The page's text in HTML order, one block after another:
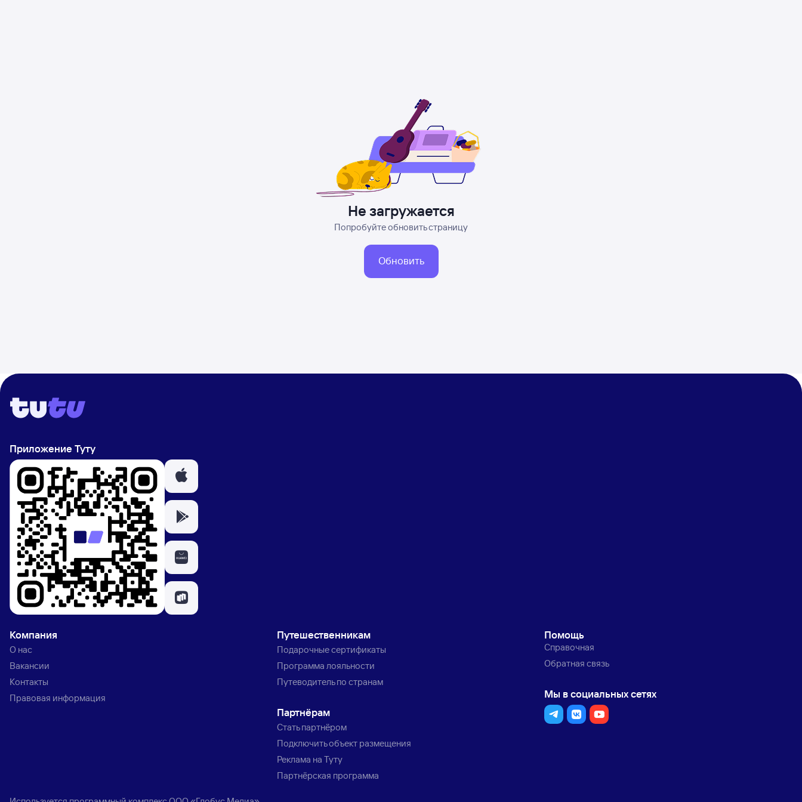
Не загружается
Попробуйте обновить страницу
Обновить
Приложение Туту
Компания
О нас
Вакансии
Контакты
Правовая информация
Путешественникам
Подарочные сертификаты
Программа лояльности
Путеводитель по странам
Партнёрам
Стать партнёром
Подключить объект размещения
Реклама на Туту
Партнёрская программа
Помощь
Справочная
Обратная связь
Мы в социальных сетях